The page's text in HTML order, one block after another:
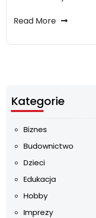
Read More
Kategorie
Biznes
Budownictwo
Dzieci
Edukacja
Hobby
Imprezy